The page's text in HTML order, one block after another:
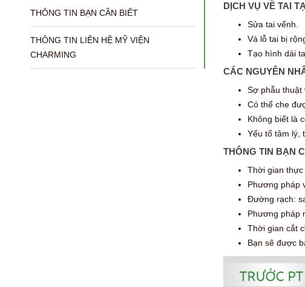
THÔNG TIN BẠN CẦN BIẾT
THÔNG TIN LIÊN HỆ MỸ VIỆN
CHARMING
DỊCH VỤ VỀ TAI
Sửa tai vểnh.
Vá lỗ tai bị
Tạo hình dái
CÁC NGUYÊN
Sợ phẫu thuật
Có thể che
Không biết là
Yếu tố tâm lý,
THÔNG TIN BẠN
Thời gian thực
Phương pháp
Đường rạch:
Phương pháp
Thời gian cắt
Bạn sẽ được